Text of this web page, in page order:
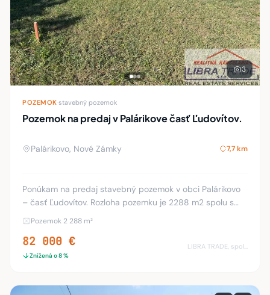
3
POZEMOK stavebný pozemok
Pozemok na predaj v Palárikove časť Ľudovítov.
Palárikovo, Nové Zámky 7,7 km
Ponúkam na predaj stavebný pozemok v obci Palárikovo
– časť Ľudovítov. Rozloha pozemku je 2288 m2 spolu s
Pozemok 2 288 m²
82 000 €
Znížená o 8 %
LIBRA TRADE, spol.s.r.o.